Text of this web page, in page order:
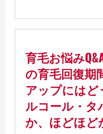
育毛お悩み
の育毛回復期
アップには
ルコール・タ
か、ほどほど